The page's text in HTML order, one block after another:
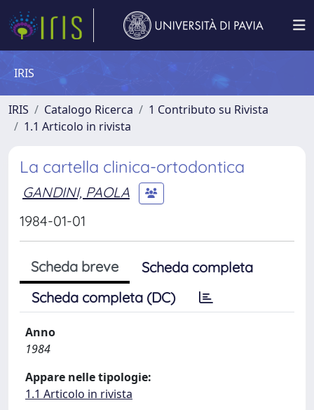
IRIS
IRIS Catalogo Ricerca
1 Contributo su Rivista
1.1 Articolo in rivista
La cartella clinica-ortodontica
GANDINI, PAOLA
1984-01-01
Scheda breve
Scheda completa
Scheda completa (DC)
Anno
1984
Appare nelle tipologie:
1.1 Articolo in rivista